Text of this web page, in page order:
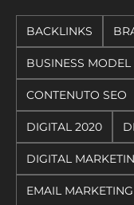
BACKLINKS
BUSINESS MODEL
CONTENUTO SEO
DIGITAL 2020
DIGITAL
EMAIL MARKETING